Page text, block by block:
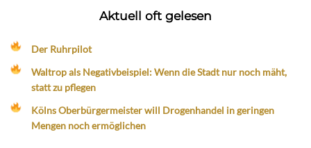
Aktuell oft gelesen
Der Ruhrpilot
Waltrop als Negativbeispiel: Wenn die Stadt nur noch mäht,
statt zu pflegen
Kölns Oberbürgermeister will Drogenhandel in geringen
Mengen noch ermöglichen